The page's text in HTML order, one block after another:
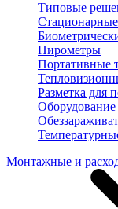
Типовые
Пирометры
Портативные
Разметка для
Монтажные и